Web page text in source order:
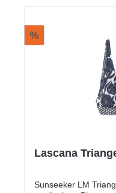
%
Lascana
Sunseeker LM